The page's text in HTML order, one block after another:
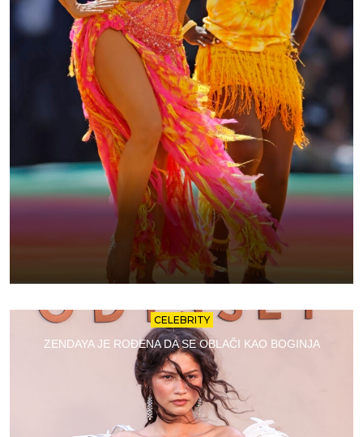
CELEBRITY
ZENDAYA JE ROĐENA DA SE OBLAČI KAO BOGINJA